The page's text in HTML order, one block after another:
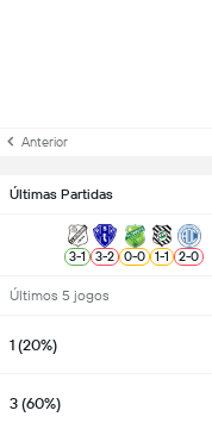
Anterior
Últimas Partidas
3-1 3-2 0-0 1-1 2-0
Últimos 5 jogos
1 (20%)
3 (60%)